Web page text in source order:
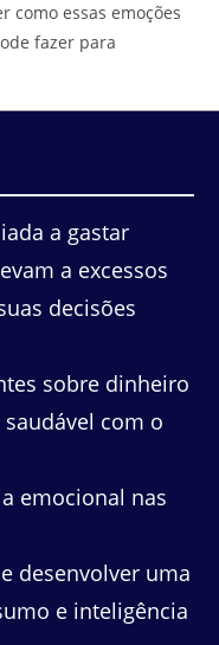
como essas emoções
fazer para
a gastar
a excessos
decisões
sobre dinheiro
com o
emocional nas
desenvolver uma
e inteligência